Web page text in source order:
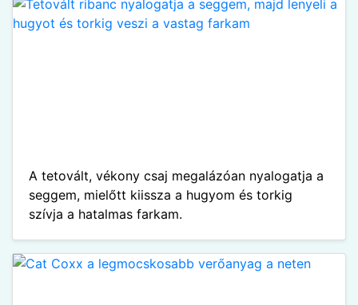
A tetovált, vékony csaj megalázóan nyalogatja a
seggem, mielőtt kiissza a hugyom és torkig
szívja a hatalmas farkam.